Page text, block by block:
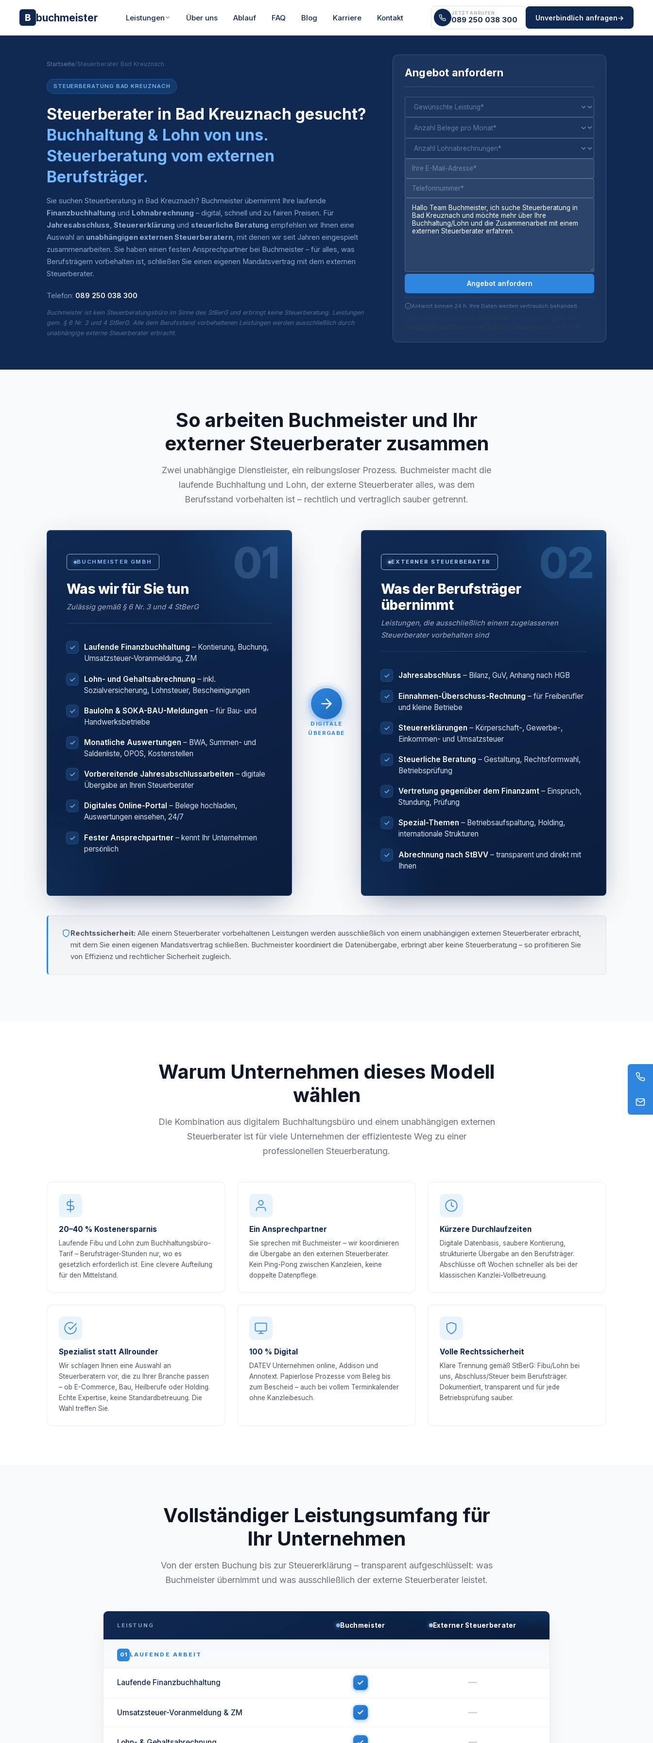
B buchmeister Leistungen Über uns Ablauf FAQ Blog Karriere Kontakt JETZT ANRUFEN
089 250 038 300 Unverbindlich anfragen→
Startseite/Steuerberater Bad Kreuznach
STEUERBERATUNG BAD KREUZNACH
Steuerberater in Bad Kreuznach gesucht?
Buchhaltung & Lohn von uns.
Steuerberatung vom externen
Berufsträger.
Sie suchen Steuerberatung in Bad Kreuznach? Buchmeister übernimmt Ihre laufende
Finanzbuchhaltung und Lohnabrechnung – digital, schnell und zu fairen Preisen. Für
Jahresabschluss, Steuererklärung und steuerliche Beratung empfehlen wir Ihnen eine
Auswahl an unabhängigen externen Steuerberatern, mit denen wir seit Jahren eingespielt
zusammenarbeiten. Sie haben einen festen Ansprechpartner bei Buchmeister – für alles, was
Berufsträgern vorbehalten ist, schließen Sie einen eigenen Mandatsvertrag mit dem externen
Steuerberater.
Telefon: 089 250 038 300
Buchmeister ist kein Steuerberatungsbüro im Sinne des StBerG und erbringt keine Steuerberatung. Leistungen
gem. § 6 Nr. 3 und 4 StBerG. Alle dem Berufsstand vorbehaltenen Leistungen werden ausschließlich durch
unabhängige externe Steuerberater erbracht.
Angebot anfordern
Angebot anfordern
Antwort binnen 24 h. Ihre Daten werden vertraulich behandelt.
So arbeiten Buchmeister und Ihr
externer Steuerberater zusammen
Zwei unabhängige Dienstleister, ein reibungsloser Prozess. Buchmeister macht die
laufende Buchhaltung und Lohn, der externe Steuerberater alles, was dem
Berufsstand vorbehalten ist – rechtlich und vertraglich sauber getrennt.
01
BUCHMEISTER GMBH
Was wir für Sie tun
Zulässig gemäß § 6 Nr. 3 und 4 StBerG
Laufende Finanzbuchhaltung – Kontierung, Buchung,
Umsatzsteuer-Voranmeldung, ZM
Lohn- und Gehaltsabrechnung – inkl.
Sozialversicherung, Lohnsteuer, Bescheinigungen
Baulohn & SOKA-BAU-Meldungen – für Bau- und
Handwerksbetriebe
Monatliche Auswertungen – BWA, Summen- und
Saldenliste, OPOS, Kostenstellen
Vorbereitende Jahresabschlussarbeiten – digitale
Übergabe an Ihren Steuerberater
Digitales Online-Portal – Belege hochladen,
Auswertungen einsehen, 24/7
Fester Ansprechpartner – kennt Ihr Unternehmen
persönlich
DIGITALE
ÜBERGABE
02
EXTERNER STEUERBERATER
Was der Berufsträger
übernimmt
Leistungen, die ausschließlich einem zugelassenen
Steuerberater vorbehalten sind
Jahresabschluss – Bilanz, GuV, Anhang nach HGB
Einnahmen-Überschuss-Rechnung – für Freiberufler
und kleine Betriebe
Steuererklärungen – Körperschaft-, Gewerbe-,
Einkommen- und Umsatzsteuer
Steuerliche Beratung – Gestaltung, Rechtsformwahl,
Betriebsprüfung
Vertretung gegenüber dem Finanzamt – Einspruch,
Stundung, Prüfung
Spezial-Themen – Betriebsaufspaltung, Holding,
internationale Strukturen
Abrechnung nach StBVV – transparent und direkt mit
Ihnen
Rechtssicherheit: Alle einem Steuerberater vorbehaltenen Leistungen werden ausschließlich von einem unabhängigen externen Steuerberater erbracht,
mit dem Sie einen eigenen Mandatsvertrag schließen. Buchmeister koordiniert die Datenübergabe, erbringt aber keine Steuerberatung – so profitieren Sie
von Effizienz und rechtlicher Sicherheit zugleich.
Warum Unternehmen dieses Modell
wählen
Die Kombination aus digitalem Buchhaltungsbüro und einem unabhängigen externen
Steuerberater ist für viele Unternehmen der effizienteste Weg zu einer
professionellen Steuerberatung.
20–40 % Kostenersparnis
Laufende Fibu und Lohn zum Buchhaltungsbüro-
Tarif – Berufsträger-Stunden nur, wo es
gesetzlich erforderlich ist. Eine clevere Aufteilung
für den Mittelstand.
Ein Ansprechpartner
Sie sprechen mit Buchmeister – wir koordinieren
die Übergabe an den externen Steuerberater.
Kein Ping-Pong zwischen Kanzleien, keine
doppelte Datenpflege.
Kürzere Durchlaufzeiten
Digitale Datenbasis, saubere Kontierung,
strukturierte Übergabe an den Berufsträger.
Abschlüsse oft Wochen schneller als bei der
klassischen Kanzlei-Vollbetreuung.
Spezialist statt Allrounder
Wir schlagen Ihnen eine Auswahl an
Steuerberatern vor, die zu Ihrer Branche passen
– ob E-Commerce, Bau, Heilberufe oder Holding.
Echte Expertise, keine Standardbetreuung. Die
Wahl treffen Sie.
100 % Digital
DATEV Unternehmen online, Addison und
Annotext. Papierlose Prozesse vom Beleg bis
zum Bescheid – auch bei vollem Terminkalender
ohne Kanzleibesuch.
Volle Rechtssicherheit
Klare Trennung gemäß StBerG: Fibu/Lohn bei
uns, Abschluss/Steuer beim Berufsträger.
Dokumentiert, transparent und für jede
Betriebsprüfung sauber.
Vollständiger Leistungsumfang für
Ihr Unternehmen
Von der ersten Buchung bis zur Steuererklärung – transparent aufgeschlüsselt: was
Buchmeister übernimmt und was ausschließlich der externe Steuerberater leistet.
LEISTUNG Buchmeister Externer Steuerberater
01 LAUFENDE ARBEIT
Laufende Finanzbuchhaltung
Umsatzsteuer-Voranmeldung & ZM